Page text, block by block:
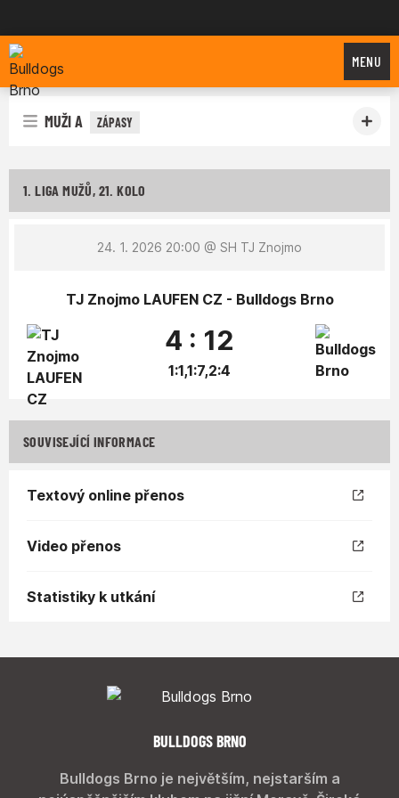
Bulldogs Brno
MENU
MUŽI A ZÁPASY
1. LIGA MUŽŮ, 21. KOLO
24. 1. 2026 20:00 @ SH TJ Znojmo
TJ Znojmo LAUFEN CZ - Bulldogs Brno
4 : 12
1:1,1:7,2:4
SOUVISEJÍCÍ INFORMACE
Textový online přenos
Video přenos
Statistiky k utkání
BULLDOGS BRNO
Bulldogs Brno je největším, nejstarším a